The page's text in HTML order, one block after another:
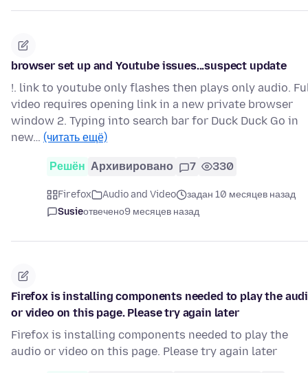
browser set up and Youtube issues...suspect update
!. link to youtube only flashes then plays only audio.
video requires opening link in a new private browser
window 2. Typing into search bar for Duck Duck Go in
new… (читать ещё)
Решён Архивировано 7 330
Firefox Audio and Video
задан 10 месяцев назад
Susieотвечено9 месяцев назад
Firefox is installing components needed to play the
or video on this page. Please try again later
Firefox is installing components needed to play the
audio or video on this page. Please try again later